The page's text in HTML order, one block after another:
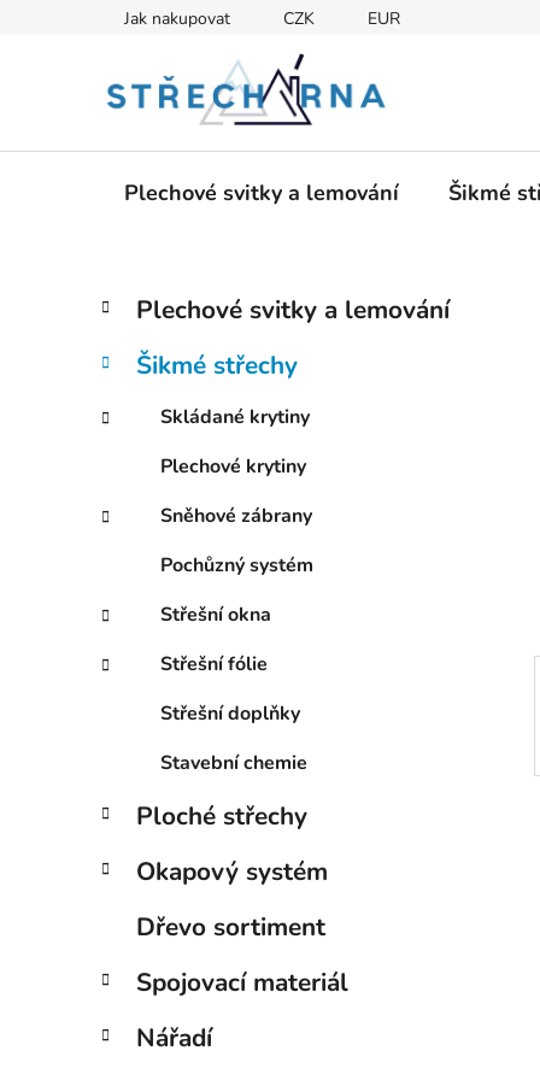
Jak nakupovat CZK EUR
Plechové svitky a lemování Šikmé
P
s
r
n
a
e
Přeskočit
kategorie
K
a
e
o
e
Plechové svitky a lemování
Šikmé střechy
Skládané krytiny
Plechové krytiny
Sněhové zábrany
Pochůzný systém
Střešní okna
Střešní fólie
Střešní doplňky
Stavební chemie
Ploché střechy
Okapový systém
Dřevo sortiment
Spojovací materiál
Nářadí